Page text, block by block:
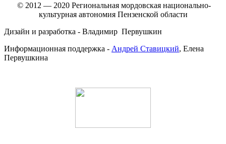
© 2012 — 2020 Региональная мордовская национально-
культурная автономия Пензенской области
Дизайн и разработка - Владимир Первушкин
Информационная поддержка - Андрей Ставицкий, Елена
Первушкина